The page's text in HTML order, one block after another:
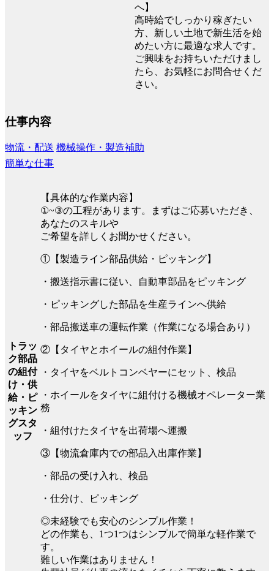
へ】
高時給でしっかり稼ぎたい
方、新しい土地で新生活を始
めたい方に最適な求人です。
ご興味をお持ちいただけまし
たら、お気軽にお問合せくだ
さい。
仕事内容
物流・配送 機械操作・製造補助
簡単な仕事
トラッ
ク部品
の組付
け・供
給・ピ
ッキン
グスタ
ッフ
【具体的な作業内容】
①~③の工程があります。まずはご応募いただき、
あなたのスキルや
ご希望を詳しくお聞かせください。
①【製造ライン部品供給・ピッキング】
・搬送指示書に従い、自動車部品をピッキング
・ピッキングした部品を生産ラインへ供給
・部品搬送車の運転作業（作業になる場合あり）
②【タイヤとホイールの組付作業】
・タイヤをベルトコンベヤーにセット、検品
・ホイールをタイヤに組付ける機械オペレーター業
務
・組付けたタイヤを出荷場へ運搬
③【物流倉庫内での部品入出庫作業】
・部品の受け入れ、検品
・仕分け、ピッキング
◎未経験でも安心のシンプル作業！
どの作業も、1つ1つはシンプルで簡単な軽作業で
す。
難しい作業はありません！